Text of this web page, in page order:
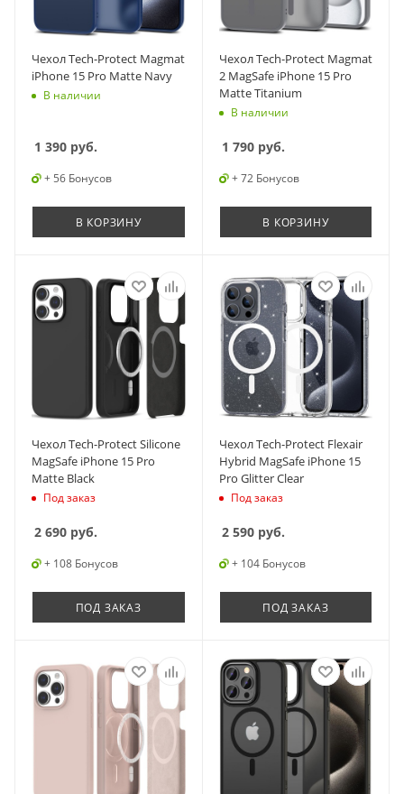
Чехол Tech-Protect Magmat
iPhone 15 Pro Matte Navy
В наличии
1 390 руб.
+ 56 Бонусов
В КОРЗИНУ
Чехол Tech-Protect Magmat
2 MagSafe iPhone 15 Pro
Matte Titanium
В наличии
1 790руб.
+ 72 Бонусов
В КОРЗИНУ
Чехол Tech-Protect Silicone
MagSafe iPhone 15 Pro
Matte Black
Под заказ
2 690 руб.
+ 108 Бонусов
ПОД ЗАКАЗ
Чехол Tech-Protect Flexair
Hybrid MagSafe iPhone 15
Pro Glitter Clear
Под заказ
2 590руб.
+ 104 Бонусов
ПОД ЗАКАЗ